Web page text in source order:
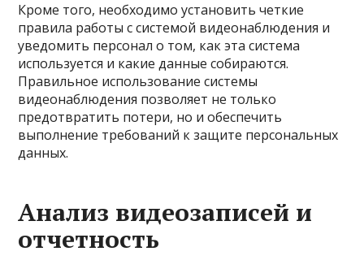
Кроме того, необходимо установить четкие
правила работы с системой видеонаблюдения и
уведомить персонал о том, как эта система
используется и какие данные собираются.
Правильное использование системы
видеонаблюдения позволяет не только
предотвратить потери, но и обеспечить
выполнение требований к защите персональных
данных.
Анализ видеозаписей и
отчетность